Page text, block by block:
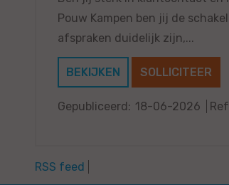
Pouw Kampen ben jij de
afspraken duidelijk zijn,...
BEKIJKEN SOLLICITEER
Gepubliceerd: 18-06-2026
RSS feed